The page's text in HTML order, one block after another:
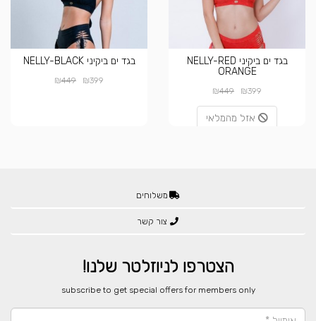
בגד ים ביקיני NELLY-RED
ORANGE
₪399
₪449
אזל מהמלאי
בגד ים ביקיני NELLY-BLACK
₪399
₪449
משלוחים
צור קשר
הצטרפו לניוזלטר שלנו!
​subscribe to get special offers for members only